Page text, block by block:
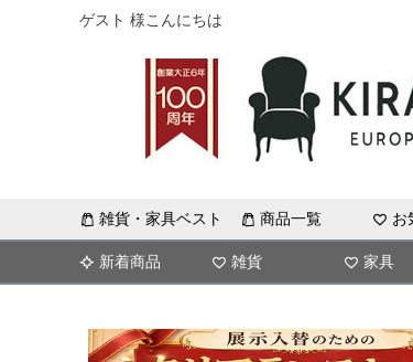
ゲスト 様こんにちは
雑貨・家具ベスト 商品一覧 お
新着商品 雑貨 家具